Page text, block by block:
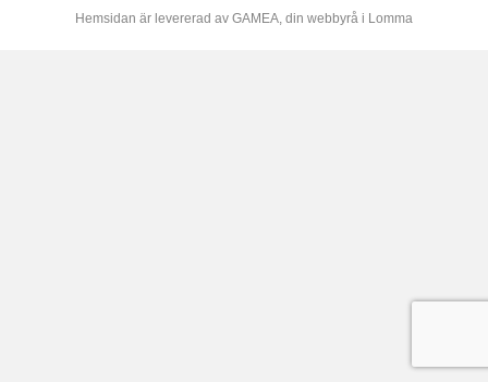
Hemsidan är levererad av GAMEA, din webbyrå i Lomma